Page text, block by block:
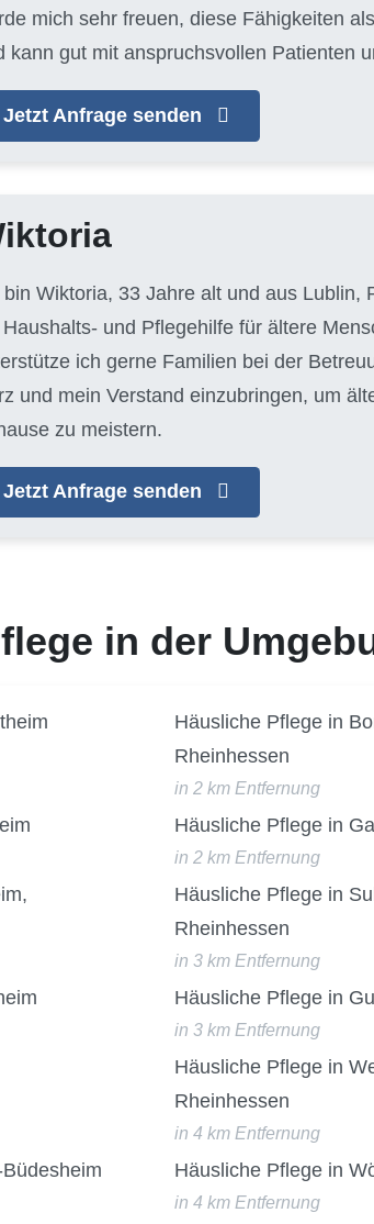
mich sehr freuen, diese Fähigkeiten
kann gut mit anspruchsvollen Patienten
Jetzt Anfrage senden
bin Wiktoria, 33 Jahre alt und aus Lublin,
und Pflegehilfe für ältere
ich gerne Familien bei der
und mein Verstand einzubringen, um
zu meistern.
Jetzt Anfrage senden
in der
Häusliche Pflege in
Rheinhessen
in 2 km Entfernung
Häusliche Pflege in
in 2 km Entfernung
Häusliche Pflege in
Rheinhessen
in 3 km Entfernung
Häusliche Pflege in
in 3 km Entfernung
Häusliche Pflege in
Rheinhessen
in 4 km Entfernung
Häusliche Pflege in
in 4 km Entfernung